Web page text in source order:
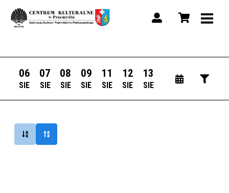
06
SIE
07
SIE
08
SIE
09
SIE
11
SIE
12
SIE
13
SIE